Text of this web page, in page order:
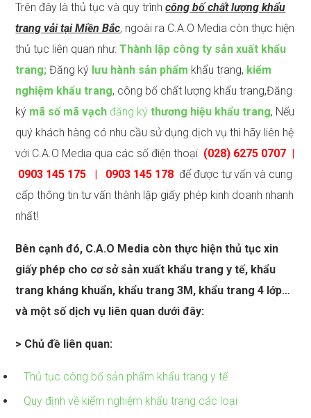
Trên đây là thủ tục và quy trìnhcông bố chất lượng khẩu
trang vải tại Miền Bắc, ngoài ra C.A.O Media còn thực hiện
thủ tục liên quan như:Thành lập công ty sản xuất khẩu
trang; Đăng ký lưu hành sản phẩm khẩu trang, kiểm
nghiệm khẩu trang, công bố chất lượng khẩu trang,Đăng
ký mã số mã vạch đăng kýthương hiệu khẩu trang, Nếu
quý khách hàng có nhu cầu sử dụng dịch vụ thì hãy liên hệ
với C.A.O Media qua các số điện thoại (028) 6275 0707 |
0903 145 175 | 0903 145 178 để được tư vấn và cung
cấp thông tin tư vấn thành lập giấy phép kinh doanh nhanh
nhất!
Bên cạnh đó, C.A.O Media còn thực hiện thủ tục xin
giấy phép cho cơ sở sản xuất khẩu trang y tế, khẩu
trang kháng khuẩn, khẩu trang 3M, khẩu trang 4 lớp…
và một số dịch vụ liên quan dưới đây:
> Chủ đề liên quan:
Thủ tục công bố sản phẩm khẩu trang y tế
Quy định về kiểm nghiệm khẩu trang các loại